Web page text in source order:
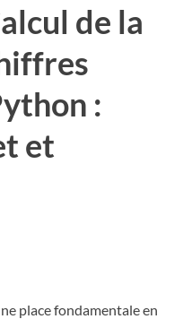
de la
:
et
place fondamentale en